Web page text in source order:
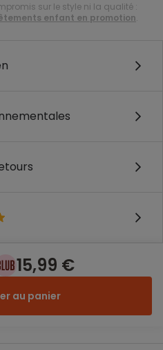
sur le style ni la qualité :
enfant en promotion.
15,99 €
au panier